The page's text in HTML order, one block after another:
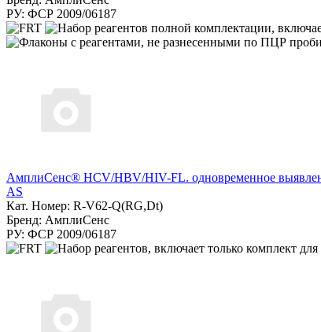
РУ: ФСР 2009/06187
АмплиСенс® HCV/HBV/HIV-FL. одновременное
AS
Кат. Номер: R-V62-Q(RG,Dt)
Бренд: АмплиСенс
РУ: ФСР 2009/06187